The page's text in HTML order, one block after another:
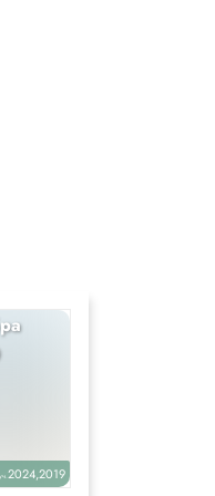
уч.2024,2019